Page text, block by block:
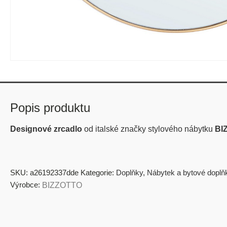
Popis produktu
Designové zrcadlo od italské značky stylového nábytku
SKU: a26192337dde Kategorie: Doplňky, Nábytek a bytové
Výrobce: BIZZOTTO